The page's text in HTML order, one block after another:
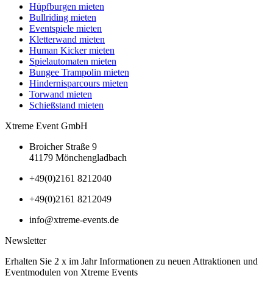
Hüpfburgen mieten
Bullriding mieten
Eventspiele mieten
Kletterwand mieten
Human Kicker mieten
Spielautomaten mieten
Bungee Trampolin mieten
Hindernisparcours mieten
Torwand mieten
Schießstand mieten
Xtreme Event GmbH
Broicher Straße 9
41179 Mönchengladbach
+49(0)2161 8212040
+49(0)2161 8212049
info@xtreme-events.de
Newsletter
Erhalten Sie 2 x im Jahr Informationen zu neuen Attraktionen und
Eventmodulen von Xtreme Events